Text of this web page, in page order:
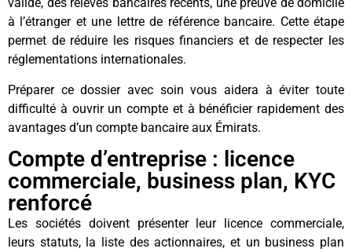
à l’étranger et une lettre de référence bancaire. Cette étape
permet de réduire les risques financiers et de respecter les
réglementations internationales.
Préparer ce dossier avec soin vous aidera à éviter toute
difficulté à ouvrir un compte et à bénéficier rapidement des
avantages d’un compte bancaire aux Émirats.
Compte d’entreprise : licence
commerciale, business plan, KYC
renforcé
Les sociétés doivent présenter leur licence commerciale,
leurs statuts, la liste des actionnaires, et un business plan